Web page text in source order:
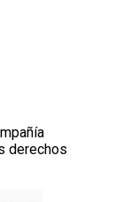
derechos